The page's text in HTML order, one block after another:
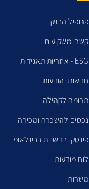
פרופיל הבנק
קשרי משקיעים
ESG - אחריות תאגידית
חדשות והודעות
תרומה לקהילה
נכסים להשכרה ומכירה
פינטק וחדשנות בבינלאומי
לוח מודעות
משרות